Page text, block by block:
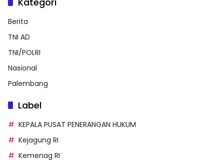
Berita
TNI AD
TNI/POLRI
Nasional
Palembang
Label
KEPALA PUSAT PENERANGAN HUKUM
Kejagung RI
Kemenag RI